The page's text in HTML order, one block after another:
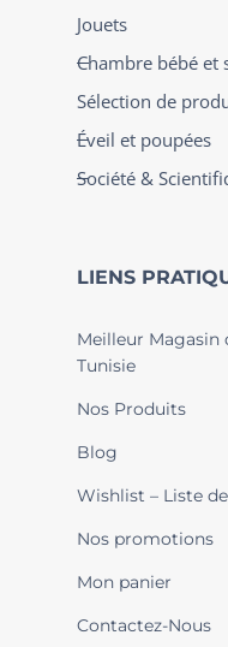
Jouets
Chambre bébé et
Sélection de
Éveil et poupées
Société &
LIENS
Meilleur Magasin
Tunisie
Nos Produits
Blog
Wishlist – Liste
Nos promotions
Mon panier
Contactez-Nous